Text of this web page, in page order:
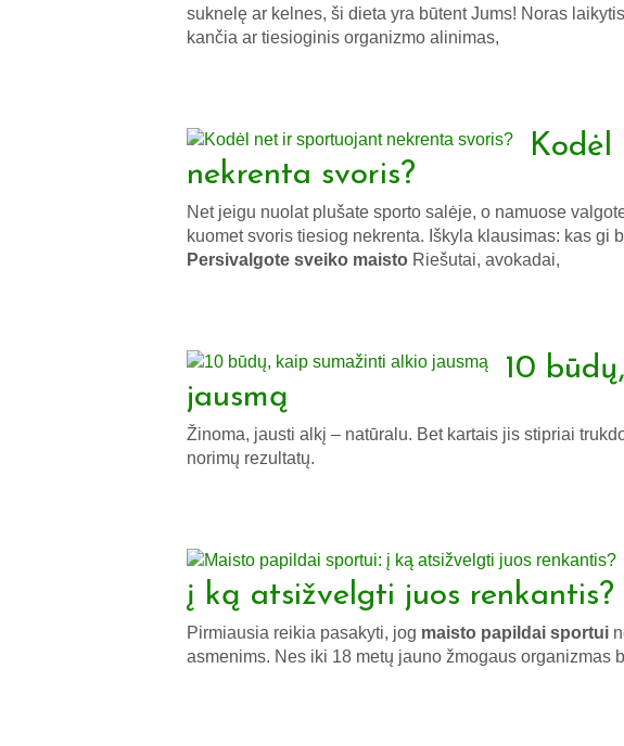
suknelę ar kelnes, ši dieta yra būtent Jums! Noras
kančia ar tiesioginis organizmo alinimas,
Kodėl
nekrenta svoris?
Net jeigu nuolat plušate sporto salėje, o namuose
kuomet svoris tiesiog nekrenta. Iškyla klausimas: kas gi
Persivalgote sveiko maisto Riešutai, avokadai,
10
jausmą
Žinoma, jausti alkį – natūralu. Bet kartais jis stipriai
norimų rezultatų.
į ką atsižvelgti juos renkantis?
Pirmiausia reikia pasakyti, jog maisto papildai sportui
asmenims. Nes iki 18 metų jauno žmogaus organizmas